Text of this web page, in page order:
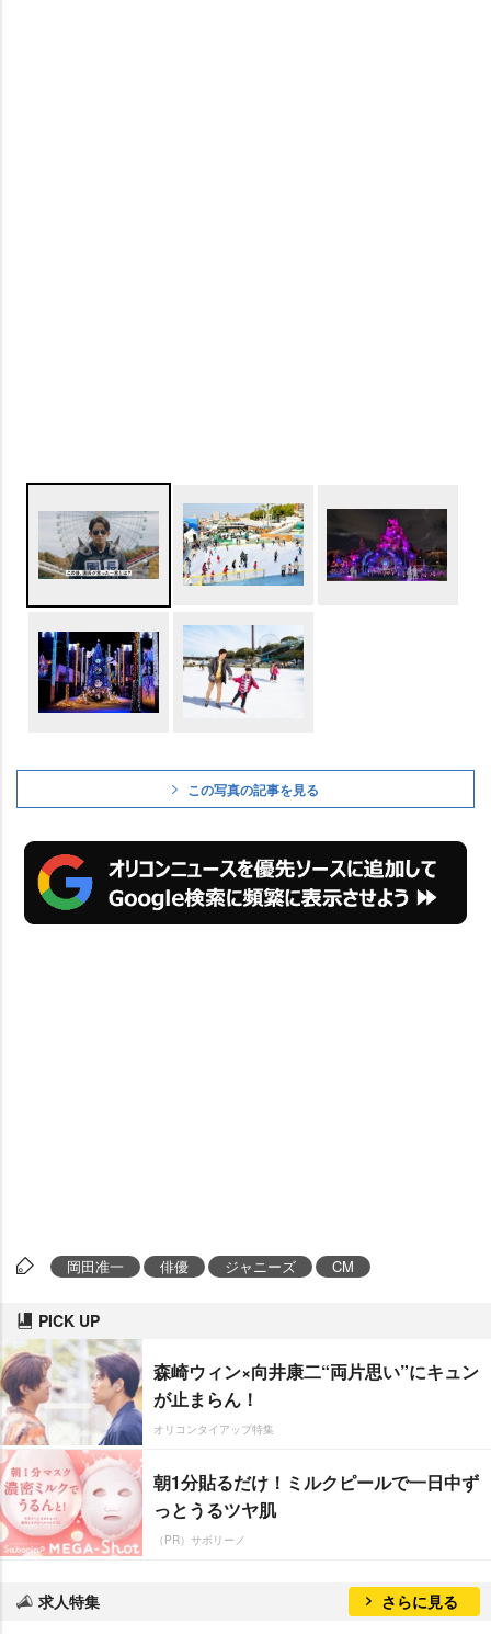
この写真の記事を見る
岡田准一 俳優 ジャニーズ CM
PICK UP
森崎ウィン×向井康二“両片思い”にキュン
が止まらん！
オリコンタイアップ特集
朝1分貼るだけ！ミルクピールで一日中ず
っとうるツヤ肌
（PR）サボリーノ
求人特集 さらに見る